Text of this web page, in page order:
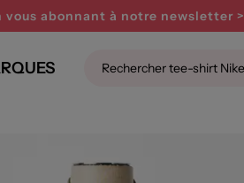
vous abonnant à notre newsletter >